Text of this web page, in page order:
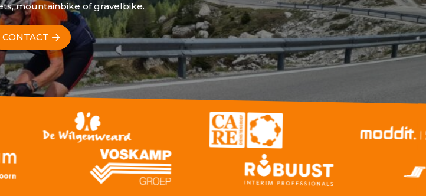
mountainbike of gravelbike.
CONTACT